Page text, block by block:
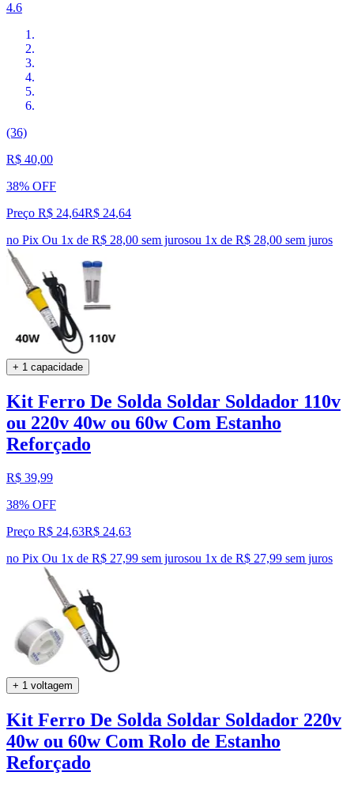
4.6
(36)
R$ 40,00
38% OFF
Preço R$ 24,64R$ 24,64
no Pix Ou 1x de R$ 28,00 sem jurosou 1x de R$ 28,00 sem juros
+ 1 capacidade
Kit Ferro De Solda Soldar Soldador 110v
ou 220v 40w ou 60w Com Estanho
Reforçado
R$ 39,99
38% OFF
Preço R$ 24,63R$ 24,63
no Pix Ou 1x de R$ 27,99 sem jurosou 1x de R$ 27,99 sem juros
+ 1 voltagem
Kit Ferro De Solda Soldar Soldador 220v
40w ou 60w Com Rolo de Estanho
Reforçado